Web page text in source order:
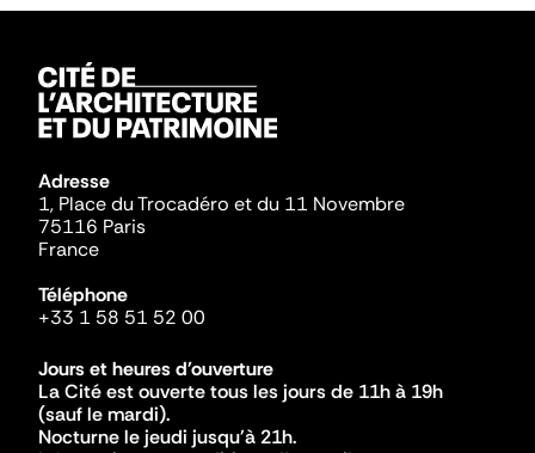
Adresse
1, Place du Trocadéro et du 11 Novembre
75116 Paris
France
Téléphone
+33 1 58 51 52 00
Jours et heures d'ouverture
La Cité est ouverte tous les jours de 11h à 19h
(sauf le mardi).
Nocturne le jeudi jusqu'à 21h.